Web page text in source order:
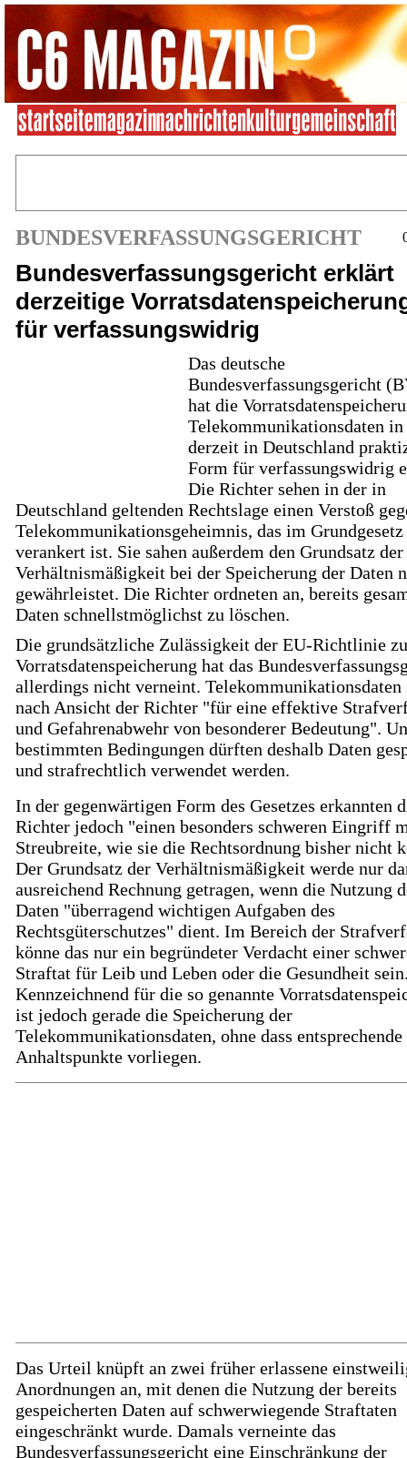
BUNDESVERFASSUNGSGERICHT
Bundesverfassungsgericht erklärt
derzeitige
für verfassungswidrig
Das deutsche
Bundesverfassungsgericht
hat die
Telekommunikationsdaten
derzeit in Deutschland
Form für verfassungswidrig
Die Richter sehen in der in
Deutschland geltenden Rechtslage einen Verstoß
Telekommunikationsgeheimnis, das im Grundgesetz
verankert ist. Sie sahen außerdem den Grundsatz der
Verhältnismäßigkeit bei der Speicherung der Daten
gewährleistet. Die Richter ordneten an, bereits
Daten schnellstmöglichst zu löschen.
Die grundsätzliche Zulässigkeit der EU-Richtlinie
Vorratsdatenspeicherung hat das
allerdings nicht verneint. Telekommunikationsdaten
nach Ansicht der Richter "für eine effektive
und Gefahrenabwehr von besonderer Bedeutung".
bestimmten Bedingungen dürften deshalb Daten
und strafrechtlich verwendet werden.
In der gegenwärtigen Form des Gesetzes erkannten
Richter jedoch "einen besonders schweren Eingriff
Streubreite, wie sie die Rechtsordnung bisher nicht
Der Grundsatz der Verhältnismäßigkeit werde nur
ausreichend Rechnung getragen, wenn die Nutzung
Daten "überragend wichtigen Aufgaben des
Rechtsgüterschutzes" dient. Im Bereich der
könne das nur ein begründeter Verdacht einer
Straftat für Leib und Leben oder die Gesundheit
Kennzeichnend für die so genannte
ist jedoch gerade die Speicherung der
Telekommunikationsdaten, ohne dass entsprechende
Anhaltspunkte vorliegen.
Das Urteil knüpft an zwei früher erlassene
Anordnungen an, mit denen die Nutzung der bereits
gespeicherten Daten auf schwerwiegende Straftaten
eingeschränkt wurde. Damals verneinte das
Bundesverfassungsgericht eine Einschränkung der